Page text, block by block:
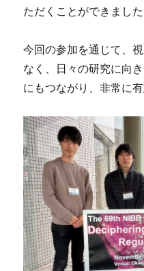
ただくことができました
今回の参加を通じて、
なく、日々の研究に向
にもつながり、非常に